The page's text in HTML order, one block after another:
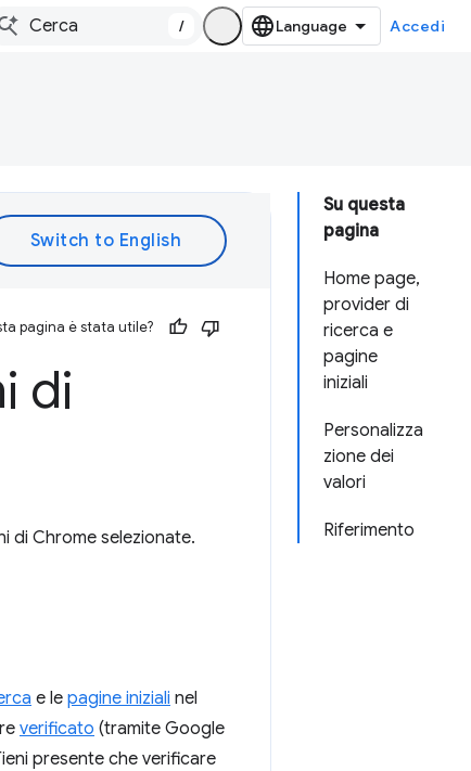
/ Accedi
Su questa
pagina
Home page,
provider di
ricerca e
pagine
iniziali
Personalizza
zione dei
valori
Riferimento
pagina è stata utile?
di
di Chrome selezionate.
e le pagine iniziali nel
verificato (tramite Google
presente che verificare